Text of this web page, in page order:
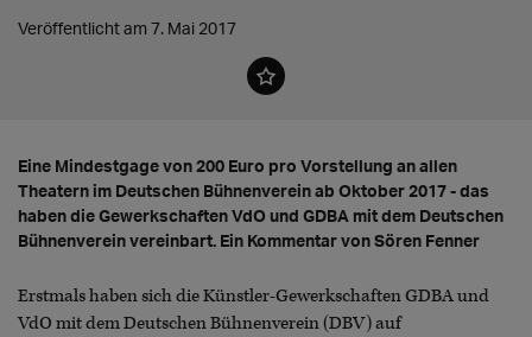
Veröffentlicht am 7. Mai 2017
Eine Mindestgage von 200 Euro pro Vorstellung an allen
Theatern im Deutschen Bühnenverein ab Oktober 2017 - das
haben die Gewerkschaften VdO und GDBA mit dem Deutschen
Bühnenverein vereinbart. Ein Kommentar von Sören Fenner
Erstmals haben sich die Künstler-Gewerkschaften GDBA und
VdO mit dem Deutschen Bühnenverein (DBV) auf